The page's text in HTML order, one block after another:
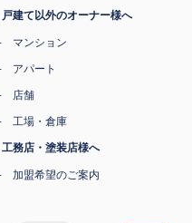
戸建て以外のオーナー様へ
マンション
アパート
店舗
工場・倉庫
工務店・塗装店様へ
加盟希望のご案内